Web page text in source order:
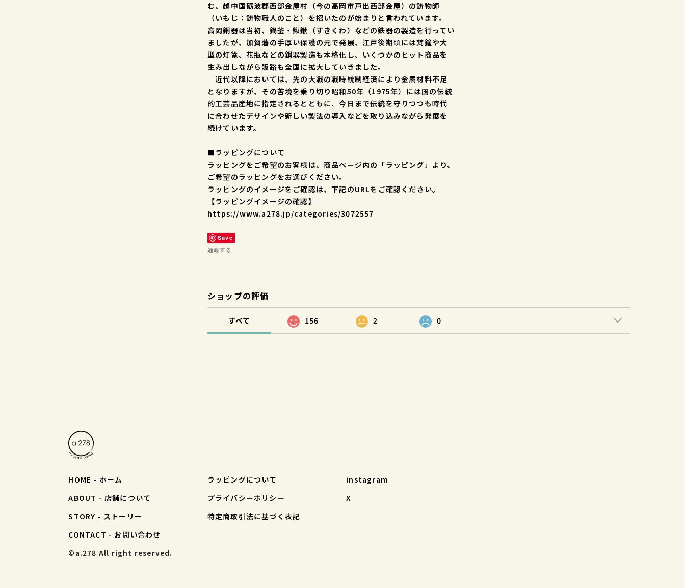
む、越中国砺波郡西部金屋村（今の高岡市戸出西部金屋）の鋳物師
（いもじ：鋳物職人のこと）を招いたのが始まりと言われています。
高岡銅器は当初、鍋釜・鍬鍬（すきくわ）などの鉄器の製造を行ってい
ましたが、加賀藩の手厚い保護の元で発展、江戸後期頃には梵鐘や大
型の灯篭、花瓶などの銅器製造も本格化し、いくつかのヒット商品を
生み出しながら販路も全国に拡大していきました。
近代以降においては、先の大戦の戦時統制経済により金属材料不足
となりますが、その苦境を乗り切り昭和50年（1975年）には国の伝統
的工芸品産地に指定されるとともに、今日まで伝統を守りつつも時代
に合わせたデザインや新しい製法の導入などを取り込みながら発展を
続けています。
■ラッピングについて
ラッピングをご希望のお客様は、商品ページ内の「ラッピング」より、
ご希望のラッピングをお選びください。
ラッピングのイメージをご確認は、下記のURLをご確認ください。
【ラッピングイメージの確認】
https://www.a278.jp/categories/3072557
Save
通報する
ショップの評価
すべて 156 2 0
HOME - ホーム
ABOUT - 店舗について
STORY - ストーリー
CONTACT - お問い合わせ
©︎a.278 All right reserved.
ラッピングについて
プライバシーポリシー
特定商取引法に基づく表記
instagram
X